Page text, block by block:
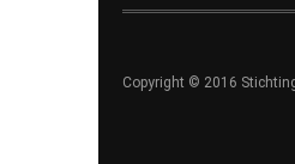
Copyright © 2016